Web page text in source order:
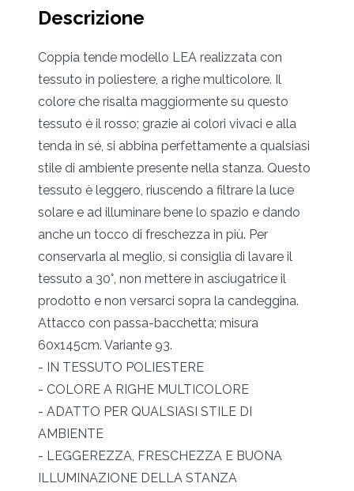
Descrizione
Coppia tende modello LEA realizzata con
tessuto in poliestere, a righe multicolore. Il
colore che risalta maggiormente su questo
tessuto è il rosso; grazie ai colori vivaci e alla
tenda in sé, si abbina perfettamente a qualsiasi
stile di ambiente presente nella stanza. Questo
tessuto è leggero, riuscendo a filtrare la luce
solare e ad illuminare bene lo spazio e dando
anche un tocco di freschezza in più. Per
conservarla al meglio, si consiglia di lavare il
tessuto a 30°, non mettere in asciugatrice il
prodotto e non versarci sopra la candeggina.
Attacco con passa-bacchetta; misura
60x145cm. Variante 93.
- IN TESSUTO POLIESTERE
- COLORE A RIGHE MULTICOLORE
- ADATTO PER QUALSIASI STILE DI
AMBIENTE
- LEGGEREZZA, FRESCHEZZA E BUONA
ILLUMINAZIONE DELLA STANZA